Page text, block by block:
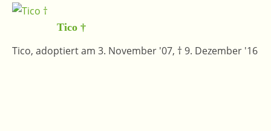
Tico †
Tico, adoptiert am 3. November '07, † 9. Dezember '16